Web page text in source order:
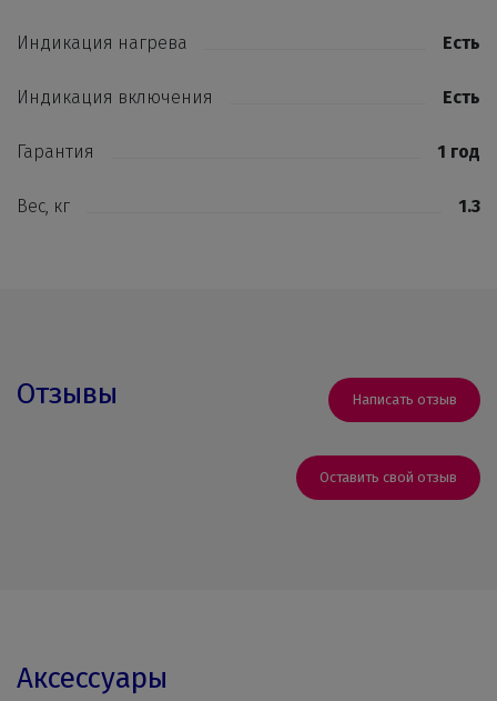
Индикация нагрева Есть
Индикация включения Есть
Гарантия 1 год
Вес, кг 1.3
Отзывы Написать отзыв
Оставить свой отзыв
Аксессуары